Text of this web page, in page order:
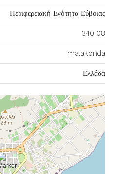
Περιφερειακή Ενότητα Εύβοιας
340 08
malakonda
Ελλάδα